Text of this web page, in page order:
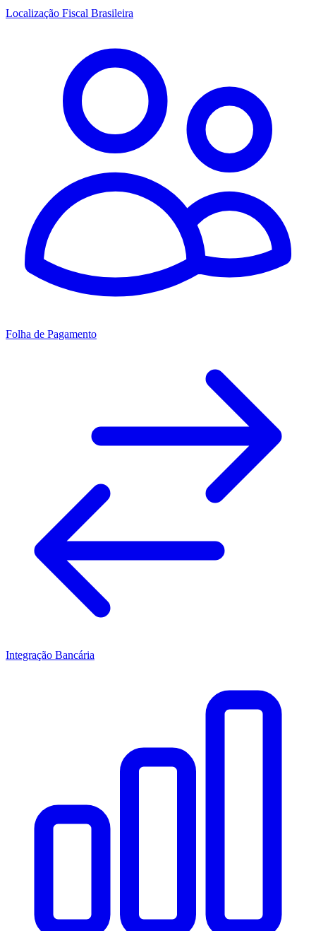
Localização Fiscal Brasileira
Folha de Pagamento
Integração Bancária